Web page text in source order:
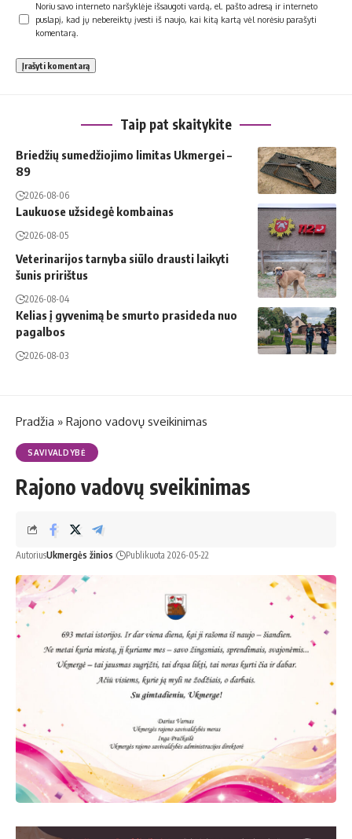
Noriu savo interneto naršyklėje išsaugoti vardą, el. pašto adresą ir interneto
puslapį, kad jų nebereiktų įvesti iš naujo, kai kitą kartą vėl norėsiu parašyti
komentarą.
Taip pat skaitykite
Briedžių sumedžiojimo limitas Ukmergei –
89
2026-08-06
Laukuose užsidegė kombainas
2026-08-05
Veterinarijos tarnyba siūlo drausti laikyti
šunis pririštus
2026-08-04
Kelias į gyvenimą be smurto prasideda nuo
pagalbos
2026-08-03
Pradžia » Rajono vadovų sveikinimas
SAVIVALDYBĖ
Rajono vadovų sveikinimas
AutoriusUkmergės žinios Publikuota 2026-05-22